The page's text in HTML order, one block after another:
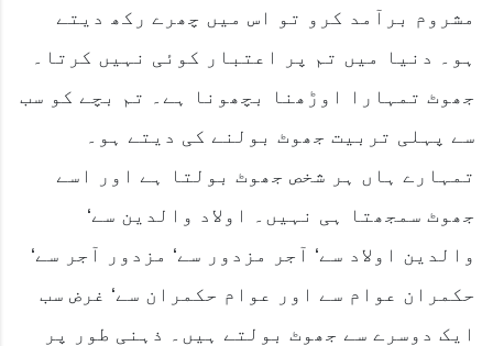
مشروم برآمد کرو تو اس میں چھرے رکھ دیتے
ہو۔ دنیا میں تم پر اعتبار کوئی نہیں کرتا۔
جھوٹ تمہارا اوڑھنا بچھونا ہے۔ تم بچے کو سب
سے پہلی تربیت جھوٹ بولنے کی دیتے ہو۔
تمہارے ہاں ہر شخص جھوٹ بولتا ہے اور اسے
جھوٹ سمجھتا ہی نہیں۔ اولاد والدین سے‘
والدین اولاد سے‘ آجر مزدور سے‘ مزدور آجر سے‘
حکمران عوام سے اور عوام حکمران سے‘ غرض سب
ایک دوسرے سے جھوٹ بولتے ہیں۔ ذہنی طور پر